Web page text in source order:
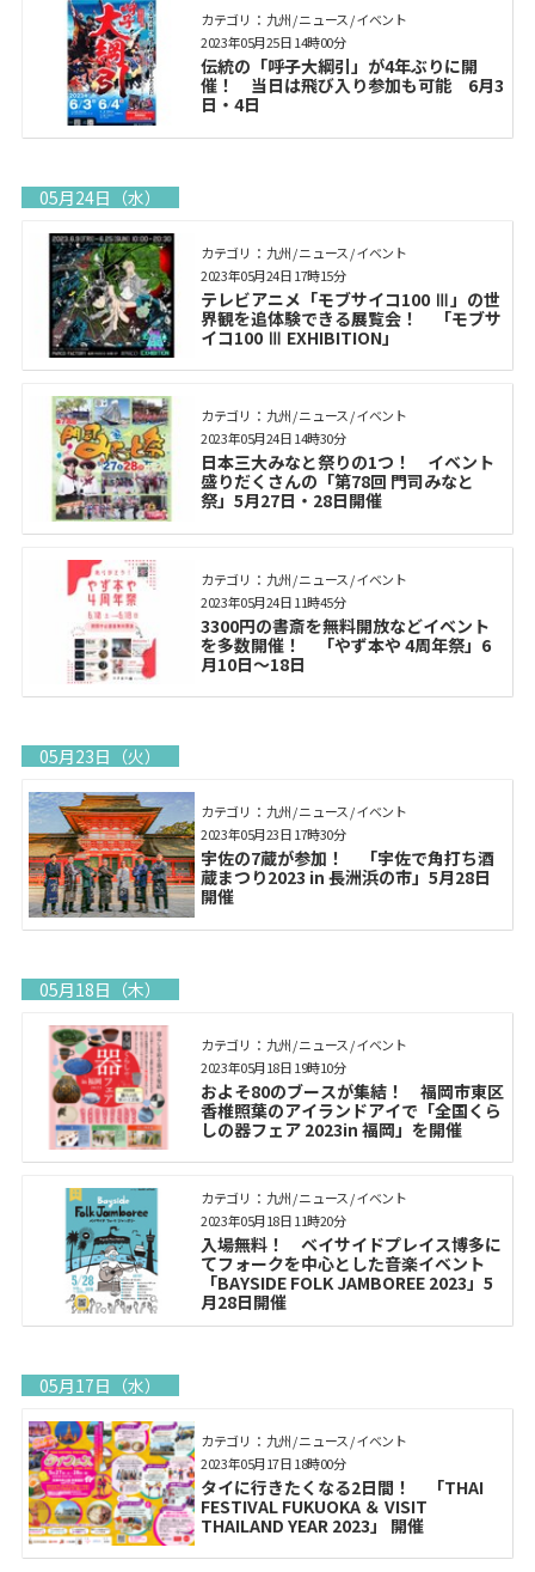
カテゴリ： 九州 / ニュース / イベント
伝統の「呼子大綱引」が4年ぶりに開
催！ 当日は飛び入り参加も可能 6月3
日・4日
2023年05月25日 14時00分
05月24日（水）
カテゴリ： 九州 / ニュース / イベント
テレビアニメ「モブサイコ100 Ⅲ」の世
界観を追体験できる展覧会！ 「モブサ
イコ100 Ⅲ EXHIBITION」
2023年05月24日 17時15分
カテゴリ： 九州 / ニュース / イベント
日本三大みなと祭りの1つ！ イベント
盛りだくさんの「第78回 門司みなと
祭」5月27日・28日開催
2023年05月24日 14時30分
カテゴリ： 九州 / ニュース / イベント
3300円の書斎を無料開放などイベント
を多数開催！ 「やず本や 4周年祭」6
月10日〜18日
2023年05月24日 11時45分
05月23日（火）
カテゴリ： 九州 / ニュース / イベント
宇佐の7蔵が参加！ 「宇佐で角打ち酒
蔵まつり2023 in 長洲浜の市」5月28日
開催
2023年05月23日 17時30分
05月18日（木）
カテゴリ： 九州 / ニュース / イベント
およそ80のブースが集結！ 福岡市東区
香椎照葉のアイランドアイで「全国くら
しの器フェア 2023in 福岡」を開催
2023年05月18日 19時10分
カテゴリ： 九州 / ニュース / イベント
入場無料！ ベイサイドプレイス博多に
てフォークを中心とした音楽イベント
「BAYSIDE FOLK JAMBOREE 2023」5
月28日開催
2023年05月18日 11時20分
05月17日（水）
カテゴリ： 九州 / ニュース / イベント
タイに行きたくなる2日間！ 「THAI
FESTIVAL FUKUOKA ＆ VISIT
THAILAND YEAR 2023」 開催
2023年05月17日 18時00分